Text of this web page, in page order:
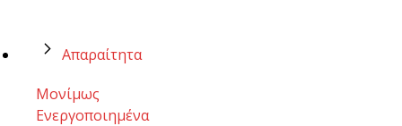
Απαραίτητα
Μονίμως
Ενεργοποιημένα